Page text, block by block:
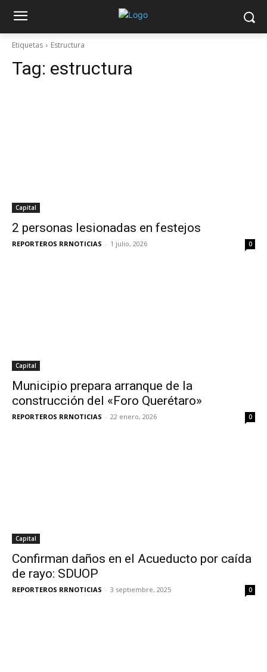
Etiquetas Estructura
Tag: estructura
Capital
2 personas lesionadas en festejos
REPORTEROS RRNOTICIAS - 1 julio, 2026 0
Capital
Municipio prepara arranque de la
construcción del «Foro Querétaro»
REPORTEROS RRNOTICIAS - 22 enero, 2026 0
Capital
Confirman daños en el Acueducto por caída
de rayo: SDUOP
REPORTEROS RRNOTICIAS - 3 septiembre, 2025 0